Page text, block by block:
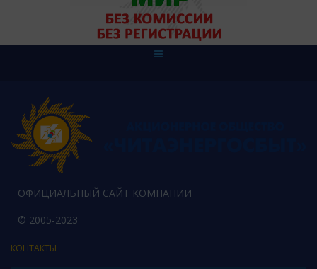
ОФИЦИАЛЬНЫЙ САЙТ КОМПАНИИ
© 2005-2023
КОНТАКТЫ